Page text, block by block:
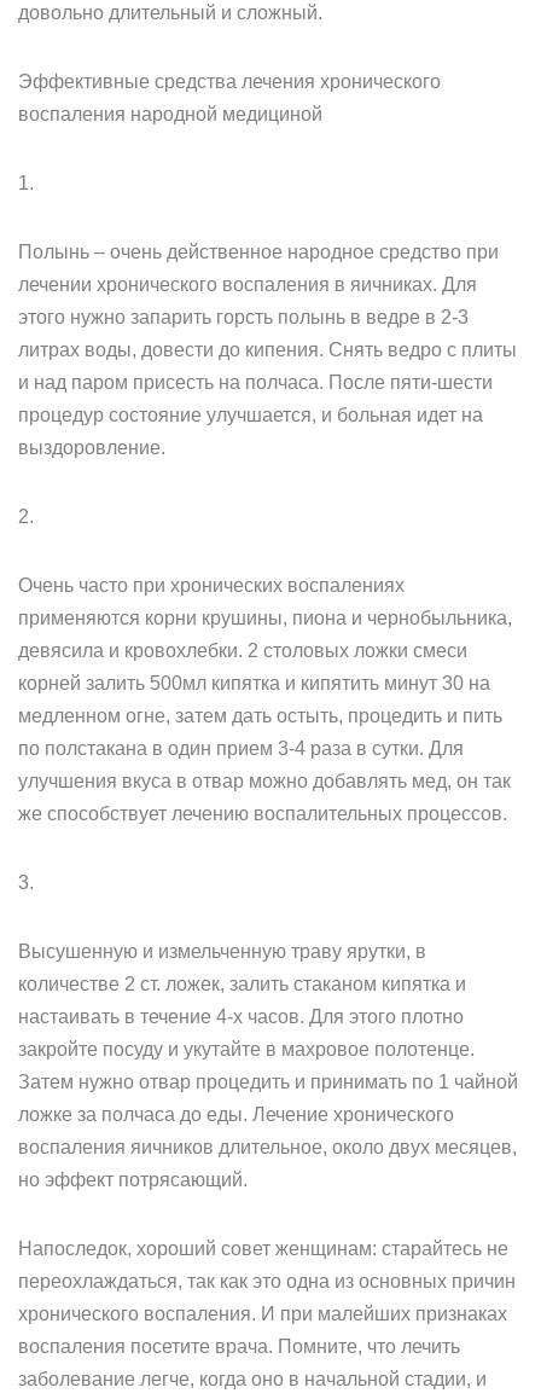
довольно длительный и сложный.
Эффективные средства лечения хронического
воспаления народной медициной
1.
Полынь – очень действенное народное средство при
лечении хронического воспаления в яичниках. Для
этого нужно запарить горсть полынь в ведре в 2-3
литрах воды, довести до кипения. Снять ведро с плиты
и над паром присесть на полчаса. После пяти-шести
процедур состояние улучшается, и больная идет на
выздоровление.
2.
Очень часто при хронических воспалениях
применяются корни крушины, пиона и чернобыльника,
девясила и кровохлебки. 2 столовых ложки смеси
корней залить 500мл кипятка и кипятить минут 30 на
медленном огне, затем дать остыть, процедить и пить
по полстакана в один прием 3-4 раза в сутки. Для
улучшения вкуса в отвар можно добавлять мед, он так
же способствует лечению воспалительных процессов.
3.
Высушенную и измельченную траву ярутки, в
количестве 2 ст. ложек, залить стаканом кипятка и
настаивать в течение 4-х часов. Для этого плотно
закройте посуду и укутайте в махровое полотенце.
Затем нужно отвар процедить и принимать по 1 чайной
ложке за полчаса до еды. Лечение хронического
воспаления яичников длительное, около двух месяцев,
но эффект потрясающий.
Напоследок, хороший совет женщинам: старайтесь не
переохлаждаться, так как это одна из основных причин
хронического воспаления. И при малейших признаках
воспаления посетите врача. Помните, что лечить
заболевание легче, когда оно в начальной стадии, и